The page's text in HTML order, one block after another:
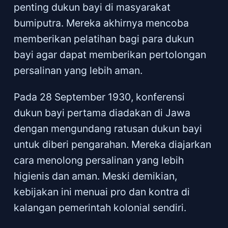
penting dukun bayi di masyarakat
bumiputra. Mereka akhirnya mencoba
memberikan pelatihan bagi para dukun
bayi agar dapat memberikan pertolongan
persalinan yang lebih aman.
Pada 28 September 1930, konferensi
dukun bayi pertama diadakan di Jawa
dengan mengundang ratusan dukun bayi
untuk diberi pengarahan. Mereka diajarkan
cara menolong persalinan yang lebih
higienis dan aman. Meski demikian,
kebijakan ini menuai pro dan kontra di
kalangan pemerintah kolonial sendiri.